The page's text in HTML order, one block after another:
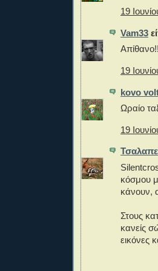
19
Vam33
19
kovo
Ωραίο
19
κόσμου
κάνουν,
Στους
κανείς
εικόνες